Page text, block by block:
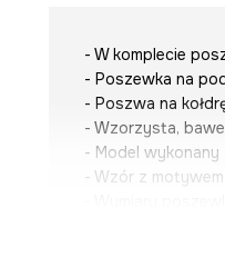
- W komplecie
- Poszewka na
- Poszwa na
- Wzorzysta,
- Model wykonany
- Wzór z